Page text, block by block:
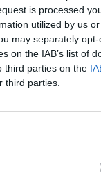
is processed
utilized by us
may separately
on the IAB’s list of
third parties on the
third parties.
Σταυρός
μουσικές και
Κίτσος